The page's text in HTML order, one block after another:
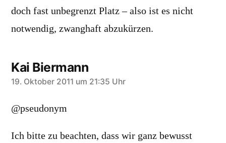
doch fast unbegrenzt Platz – also ist es nicht
notwendig, zwanghaft abzukürzen.
Kai Biermann
sagt:
19. Oktober 2011 um 21:35 Uhr
@pseudonym
Ich bitte zu beachten, dass wir ganz bewusst